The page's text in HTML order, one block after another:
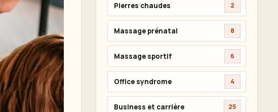
Pierres chaudes 2
Massage prénatal 8
Massage sportif 6
Office syndrome 4
Business et carrière 25